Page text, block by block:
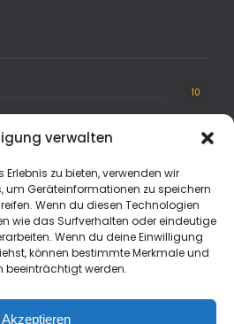
verwalten
zu bieten, verwenden wir
um Geräteinformationen zu speichern
Wenn du diesen Technologien
wie das Surfverhalten oder eindeutige
Wenn du deine Einwilligung
können bestimmte Merkmale und
beeinträchtigt werden.
Akzeptieren
10